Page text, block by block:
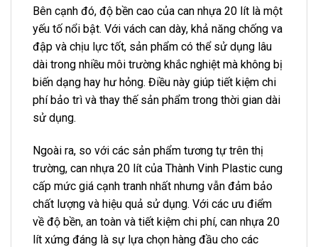
Bên cạnh đó, độ bền cao của can nhựa 20 lít là một
yếu tố nổi bật. Với vách can dày, khả năng chống va
đập và chịu lực tốt, sản phẩm có thể sử dụng lâu
dài trong nhiều môi trường khắc nghiệt mà không bị
biến dạng hay hư hỏng. Điều này giúp tiết kiệm chi
phí bảo trì và thay thế sản phẩm trong thời gian dài
sử dụng.
Ngoài ra, so với các sản phẩm tương tự trên thị
trường, can nhựa 20 lít của Thành Vinh Plastic cung
cấp mức giá cạnh tranh nhất nhưng vẫn đảm bảo
chất lượng và hiệu quả sử dụng. Với các ưu điểm
về độ bền, an toàn và tiết kiệm chi phí, can nhựa 20
lít xứng đáng là sự lựa chọn hàng đầu cho các